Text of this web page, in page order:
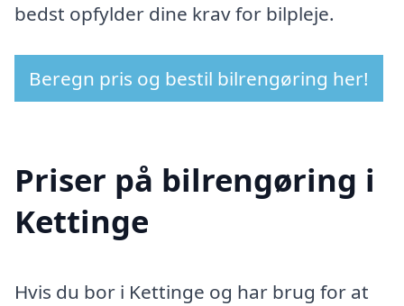
bedst opfylder dine krav for bilpleje.
Beregn pris og bestil bilrengøring her!
Priser på bilrengøring i
Kettinge
Hvis du bor i Kettinge og har brug for at